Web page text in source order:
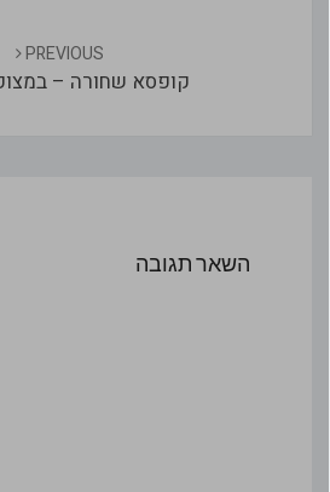
PREVIOUS
קופסא שחורה –
השאר תגובה